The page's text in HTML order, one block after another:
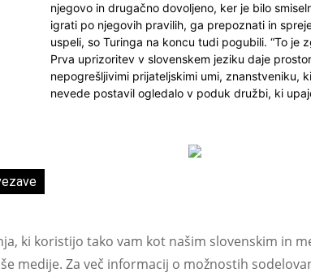
njegovo in drugačno dovoljeno, ker je bilo
igrati po njegovih pravilih, ga prepoznati in
uspeli, so Turinga na koncu tudi pogubili. “To je
Prva uprizoritev v slovenskem jeziku daje
nepogrešljivimi prijateljskimi umi, znanstveniku,
nevede postavil ogledalo v poduk družbi, ki
ki koristijo tako vam kot našim slovenskim in
medije. Za več informacij o možnostih